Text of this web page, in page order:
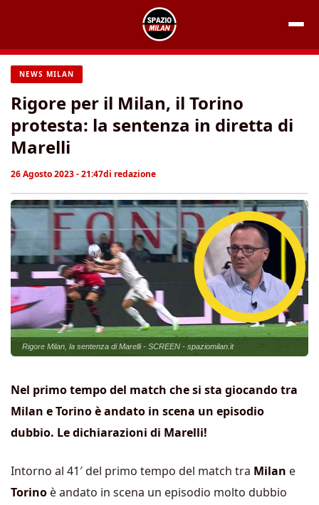
contenuto
NEWS MILAN
Rigore per il Milan, il Torino
protesta: la sentenza in diretta di
Marelli
26 Agosto 2023 - 21:47di redazione
Rigore Milan, la sentenza di Marelli - SCREEN - spaziomilan.it
Nel primo tempo del match che si sta giocando tra
Milan e Torino è andato in scena un episodio
dubbio. Le dichiarazioni di Marelli!
Intorno al 41′ del primo tempo del match tra Milan e
Torino è andato in scena un episodio molto dubbio